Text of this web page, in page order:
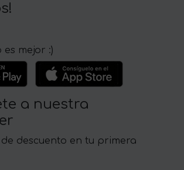
mejor :)
a nuestra
de descuento en tu primera